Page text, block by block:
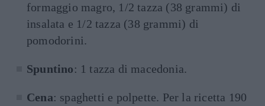
formaggio magro, 1/2 tazza (38 grammi) di
insalata e 1/2 tazza (38 grammi) di
pomodorini.
Spuntino: 1 tazza di macedonia.
Cena: spaghetti e polpette. Per la ricetta 190